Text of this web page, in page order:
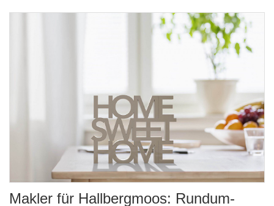
Makler für Hallbergmoos: Rundum-